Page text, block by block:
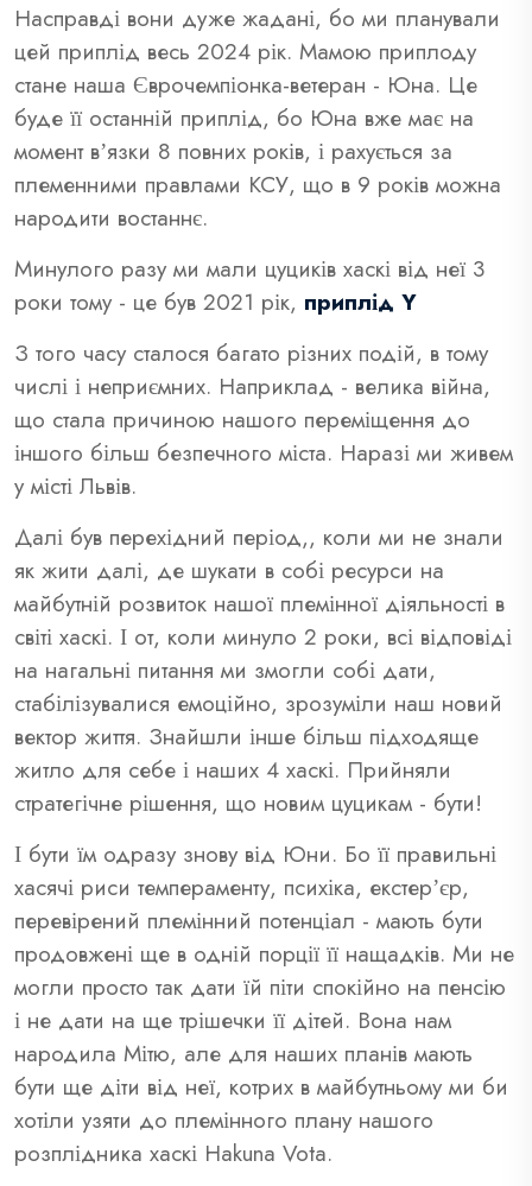
Насправді вони дуже жадані, бо ми планували
цей приплід весь 2024 рік. Мамою приплоду
стане наша Єврочемпіонка-ветеран - Юна. Це
буде її останній приплід, бо Юна вже має на
момент вʼязки 8 повних років, і рахується за
племенними правлами КСУ, що в 9 років можна
народити востаннє.
Минулого разу ми мали цуциків хаскі від неї 3
роки тому - це був 2021 рік, приплід Y
З того часу сталося багато різних подій, в тому
числі і неприємних. Наприклад - велика війна,
що стала причиною нашого переміщення до
іншого більш безпечного міста. Наразі ми живем
у місті Львів.
Далі був перехідний період,, коли ми не знали
як жити далі, де шукати в собі ресурси на
майбутній розвиток нашої племінної діяльності в
світі хаскі. І от, коли минуло 2 роки, всі відповіді
на нагальні питання ми змогли собі дати,
стабілізувалися емоційно, зрозуміли наш новий
вектор життя. Знайшли інше більш підходяще
житло для себе і наших 4 хаскі. Прийняли
стратегічне рішення, що новим цуцикам - бути!
І бути їм одразу знову від Юни. Бо її правильні
хасячі риси темпераменту, психіка, екстерʼєр,
перевірений племінний потенціал - мають бути
продовжені ще в одній порції її нащадків. Ми не
могли просто так дати їй піти спокійно на пенсію
і не дати на ще трішечки її дітей. Вона нам
народила Мітю, але для наших планів мають
бути ще діти від неї, котрих в майбутньому ми би
хотіли узяти до племінного плану нашого
розплідника хаскі Hakuna Vota.